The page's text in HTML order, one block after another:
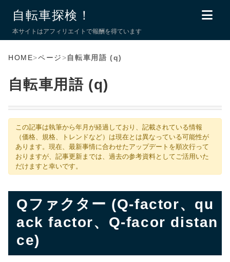
自転車探検！
本サイトはアフィリエイトで報酬を得ています
HOME>ページ>自転車用語 (q)
自転車用語 (q)
この記事は執筆から年月が経過しており、記載されている情報
（価格、規格、トレンドなど）は現在とは異なっている可能性が
あります。現在、最新事情に合わせたアップデートを順次行って
おりますが、記事更新までは、過去の参考資料としてご活用いた
だけますと幸いです。
Qファクター (Q-factor、qu
ack factor、Q-facor distan
ce)